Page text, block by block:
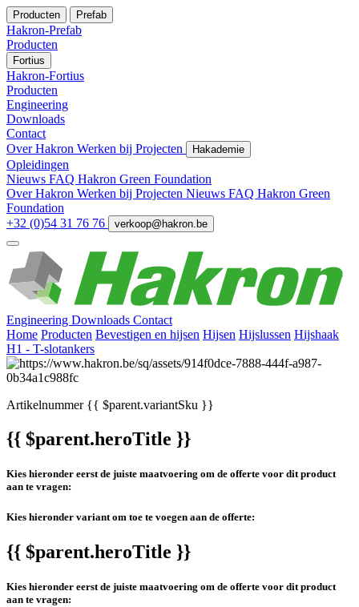
Producten Prefab
Hakron-Prefab
Producten
Fortius
Hakron-Fortius
Producten
Engineering
Downloads
Contact
Over Hakron Werken bij Projecten Hakademie
Opleidingen
Nieuws FAQ Hakron Green Foundation
Over Hakron Werken bij Projecten Nieuws FAQ Hakron Green
Foundation
+32 (0)54 31 76 76
verkoop@hakron.be
Engineering Downloads Contact
Home Producten Bevestigen en hijsen Hijsen Hijslussen Hijshaak
H1 - T-slotankers
Artikelnummer{{ $parent.variantSku }}
{{ $parent.heroTitle }}
Kies hieronder eerst de juiste maatvoering om de offerte voor dit product
aan te vragen:
Kies hieronder variant om toe te voegen aan de offerte:
{{ $parent.heroTitle }}
Kies hieronder eerst de juiste maatvoering om de offerte voor dit product
aan te vragen: